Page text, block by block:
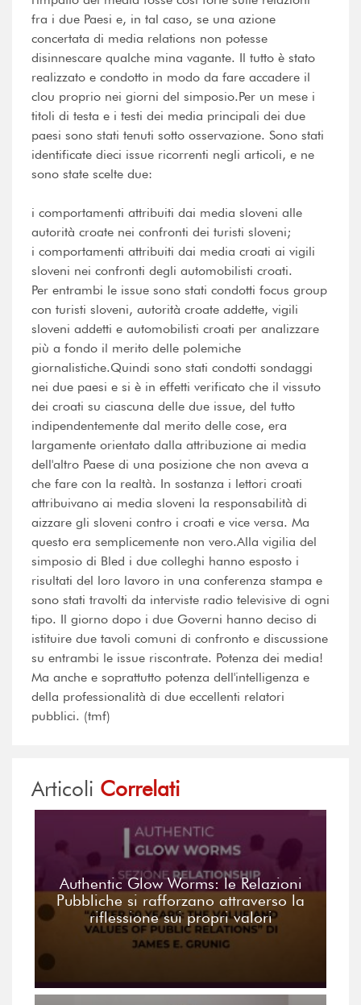
fra i due Paesi e, in tal caso, se una azione
concertata di media relations non potesse
disinnescare qualche mina vagante. Il tutto è stato
realizzato e condotto in modo da fare accadere il
clou proprio nei giorni del simposio.Per un mese i
titoli di testa e i testi dei media principali dei due
paesi sono stati tenuti sotto osservazione. Sono stati
identificate dieci issue ricorrenti negli articoli, e ne
sono state scelte due:
i comportamenti attribuiti dai media sloveni alle
autorità croate nei confronti dei turisti sloveni;
i comportamenti attribuiti dai media croati ai vigili
sloveni nei confronti degli automobilisti croati.
Per entrambi le issue sono stati condotti focus group
con turisti sloveni, autorità croate addette, vigili
sloveni addetti e automobilisti croati per analizzare
più a fondo il merito delle polemiche
giornalistiche.Quindi sono stati condotti sondaggi
nei due paesi e si è in effetti verificato che il vissuto
dei croati su ciascuna delle due issue, del tutto
indipendentemente dal merito delle cose, era
largamente orientato dalla attribuzione ai media
dell'altro Paese di una posizione che non aveva a
che fare con la realtà. In sostanza i lettori croati
attribuivano ai media sloveni la responsabilità di
aizzare gli sloveni contro i croati e vice versa. Ma
questo era semplicemente non vero.Alla vigilia del
simposio di Bled i due colleghi hanno esposto i
risultati del loro lavoro in una conferenza stampa e
sono stati travolti da interviste radio televisive di ogni
tipo. Il giorno dopo i due Governi hanno deciso di
istituire due tavoli comuni di confronto e discussione
su entrambi le issue riscontrate. Potenza dei media!
Ma anche e soprattutto potenza dell'intelligenza e
della professionalità di due eccellenti relatori
pubblici. (tmf)
Articoli Correlati
Authentic Glow Worms: le Relazioni
Pubbliche si rafforzano attraverso la
riflessione sui propri valori